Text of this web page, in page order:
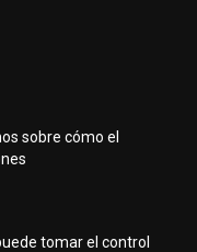
sobre cómo el
tomar el control